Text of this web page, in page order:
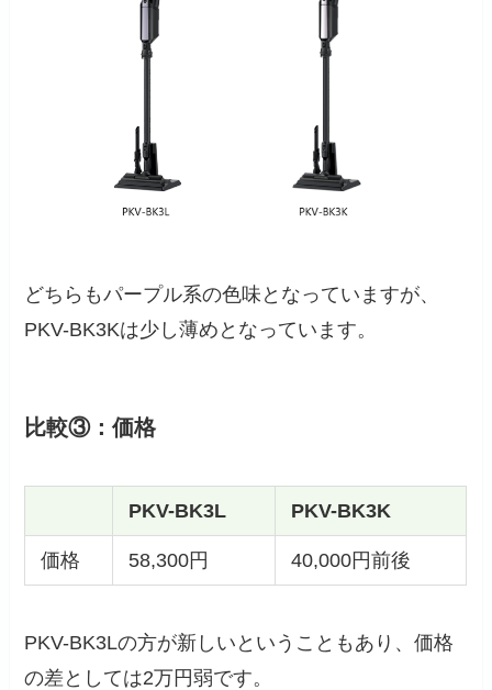
どちらもパープル系の色味となっていますが、
PKV-BK3Kは少し薄めとなっています。
比較③：価格
PKV-BK3L PKV-BK3K
価格 58,300円 40,000円前後
PKV-BK3Lの方が新しいということもあり、価格
の差としては2万円弱です。